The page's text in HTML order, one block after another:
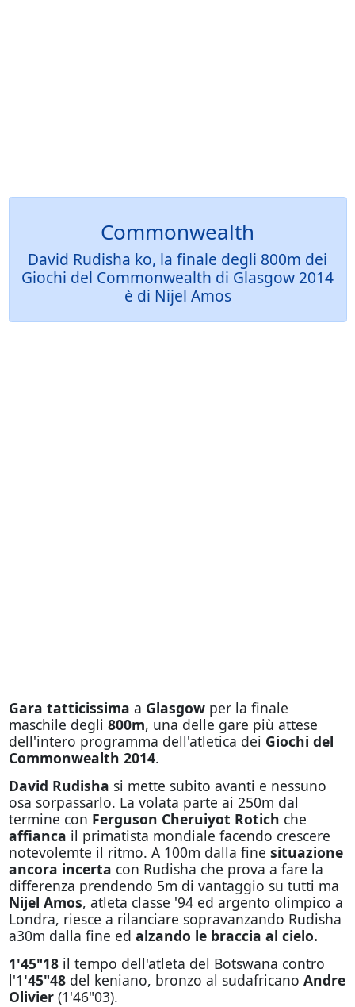
Commonwealth
David Rudisha ko, la finale degli 800m dei
Giochi del Commonwealth di Glasgow 2014
è di Nijel Amos
Gara tatticissima a Glasgowper la finale
maschile degli 800m, una delle gare più attese
dell'intero programma dell'atletica dei Giochi del
Commonwealth 2014.
David Rudisha si mette subito avanti e nessuno
osa sorpassarlo. La volata parte ai 250m dal
termine con Ferguson Cheruiyot Rotich che
affianca il primatista mondiale facendo crescere
notevolemte il ritmo. A 100m dalla fine situazione
ancora incerta con Rudisha che prova a fare la
differenza prendendo 5m di vantaggio su tutti ma
Nijel Amos, atleta classe '94 ed argento olimpico a
Londra, riesce a rilanciare sopravanzando Rudisha
a30m dalla fine ed alzando le braccia al cielo.
1'45"18il tempo dell'atleta del Botswana contro
l'1'45"48del keniano, bronzo al sudafricano Andre
Olivier(1'46"03).